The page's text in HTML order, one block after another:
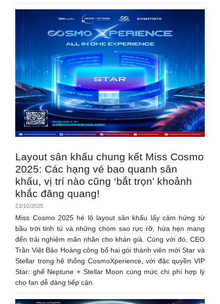
Layout sân khấu chung kết Miss Cosmo
2025: Các hạng vé bao quanh sân
khấu, vị trí nào cũng ‘bắt trọn’ khoảnh
khắc đăng quang!
22/10/2025
Miss Cosmo 2025 hé lộ layout sân khấu lấy cảm hứng từ
bầu trời tinh tú và những chòm sao rực rỡ, hứa hẹn mang
đến trải nghiệm mãn nhãn cho khán giả. Cùng với đó, CEO
Trần Việt Bảo Hoàng công bố hai gói thành viên mới Star và
Stellar trong hệ thống CosmoXperience, với đặc quyền VIP
Star: ghế Neptune + Stellar Moon cùng mức chi phí hợp lý
cho fan dễ dàng tiếp cận.